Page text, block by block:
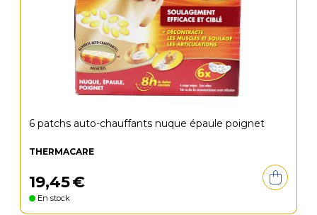
6 patchs auto-chauffants nuque épaule poignet
THERMACARE
19,45€
En stock